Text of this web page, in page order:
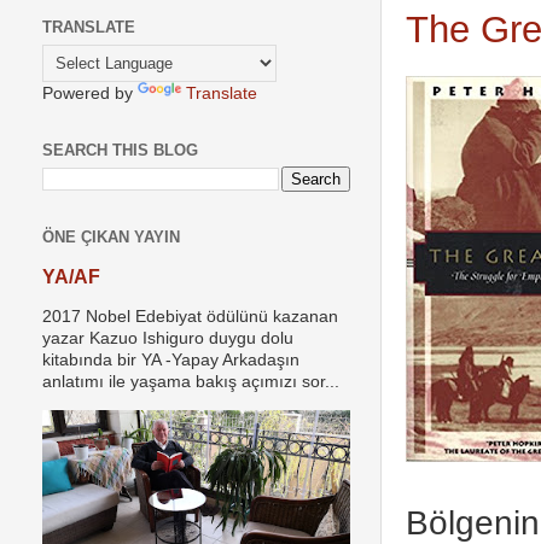
The
TRANSLATE
Powered by Translate
SEARCH THIS BLOG
ÖNE ÇIKAN YAYIN
YA/AF
2017 Nobel Edebiyat ödülünü kazanan
yazar Kazuo Ishiguro duygu dolu
kitabında bir YA -Yapay Arkadaşın
anlatımı ile yaşama bakış açımızı sor...